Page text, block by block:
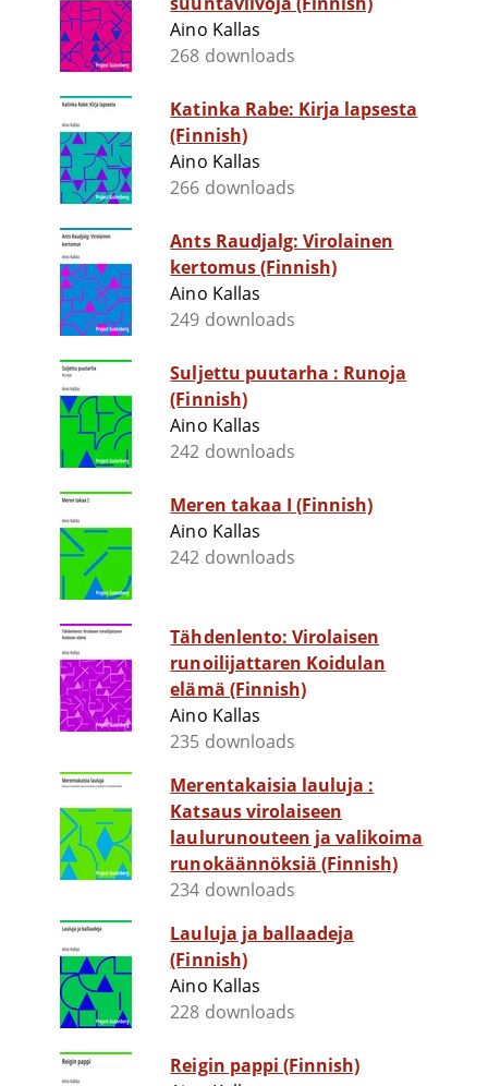
Aino Kallas
268 downloads
Katinka Rabe: Kirja lapsesta
(Finnish)
Aino Kallas
266 downloads
Ants Raudjalg: Virolainen
kertomus (Finnish)
Aino Kallas
249 downloads
Suljettu puutarha : Runoja
(Finnish)
Aino Kallas
242 downloads
Meren takaa I (Finnish)
Aino Kallas
242 downloads
Tähdenlento: Virolaisen
runoilijattaren Koidulan
elämä (Finnish)
Aino Kallas
235 downloads
Merentakaisia lauluja :
Katsaus virolaiseen
laulurunouteen ja valikoima
runokäännöksiä (Finnish)
234 downloads
Lauluja ja ballaadeja
(Finnish)
Aino Kallas
228 downloads
Reigin pappi (Finnish)